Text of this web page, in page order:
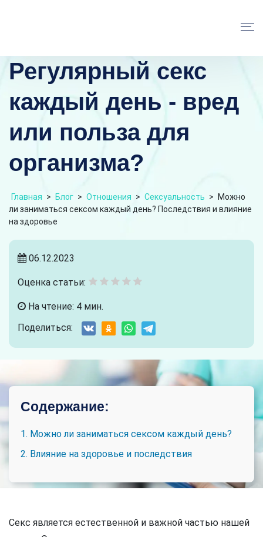
Регулярный секс
каждый день - вред
или польза для
организма?
Главная > Блог > Отношения > Сексуальность >
Можно
ли заниматься сексом каждый день? Последствия и влияние
на здоровье
06.12.2023
Оценка статьи:
На чтение: 4 мин.
Поделиться:
Содержание:
1. Можно ли заниматься сексом каждый день?
2. Влияние на здоровье и последствия
Секс является естественной и важной частью нашей